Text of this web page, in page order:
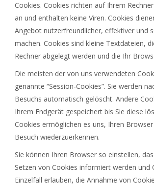
Cookies. Cookies richten auf Ihrem
an und enthalten keine Viren. Cookies
Angebot nutzerfreundlicher, effektiver und
machen. Cookies sind kleine Textdateien,
Rechner abgelegt werden und die Ihr
Die meisten der von uns verwendeten
genannte “Session-Cookies”. Sie werden
Besuchs automatisch gelöscht. Andere
Ihrem Endgerät gespeichert bis Sie diese
Cookies ermöglichen es uns, Ihren
Besuch wiederzuerkennen.
Sie können Ihren Browser so einstellen,
Setzen von Cookies informiert werden und
Einzelfall erlauben, die Annahme von